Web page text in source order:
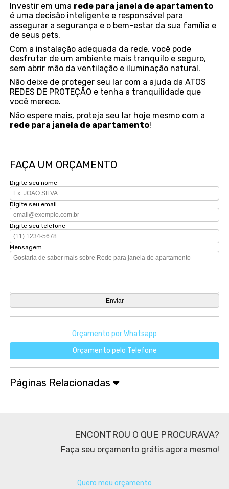
Investir em uma rede para janela de apartamento
é uma decisão inteligente e responsável para
assegurar a segurança e o bem-estar da sua família e
de seus pets.
Com a instalação adequada da rede, você pode
desfrutar de um ambiente mais tranquilo e seguro,
sem abrir mão da ventilação e iluminação natural.
Não deixe de proteger seu lar com a ajuda da ATOS
REDES DE PROTEÇÃO e tenha a tranquilidade que
você merece.
Não espere mais, proteja seu lar hoje mesmo com a
rede para janela de apartamento!
FAÇA UM ORÇAMENTO
Digite seu nome
Digite seu email
Digite seu telefone
Mensagem
Orçamento por Whatsapp
Orçamento pelo Telefone
Páginas Relacionadas
ENCONTROU O QUE PROCURAVA?
Faça seu orçamento grátis agora mesmo!
Quero meu orçamento